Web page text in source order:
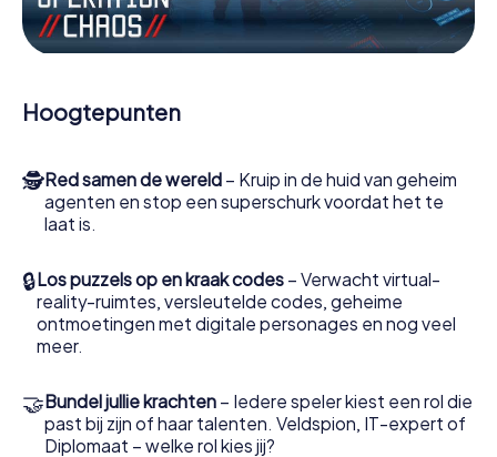
Werk samen als een team, onderschep vijandige
spionnen en lok de handlangers van de schurk naar je toe.
excelleren om de slechteriken te stoppen. In
tegenstelling tot James Bond en Co. zullen jouw daden
jezelf en jouw team in de hoogste score van Qualiano en
krijg toegang tot jouw eigen fotogalerij. De escape game
van myCityHunt verandert Qualiano in jouw eigen
wereld van spionage en geheime agenten en verander
Qualiano in een escaperoom in de buitenlucht!
Hoogtepunten
🕵Red samen de wereld – Kruip in de huid van geheim
agenten en stop een superschurk voordat het te
laat is.
🔒Los puzzels op en kraak codes – Verwacht virtual-
reality-ruimtes, versleutelde codes, geheime
ontmoetingen met digitale personages en nog veel
meer.
🤝Bundel jullie krachten – Iedere speler kiest een rol die
past bij zijn of haar talenten. Veldspion, IT-expert of
Diplomaat – welke rol kies jij?